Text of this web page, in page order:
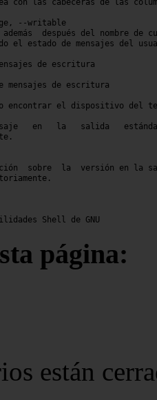
--writable
salida	estándar   y   termina
página:
están